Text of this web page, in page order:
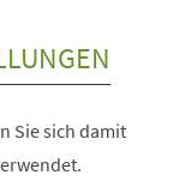
Sie sich damit